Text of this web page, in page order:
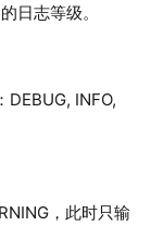
日志等级。
INFO,
，此时只输